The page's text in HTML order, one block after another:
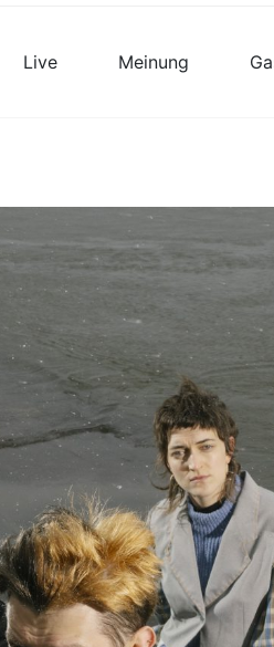
Live Meinung